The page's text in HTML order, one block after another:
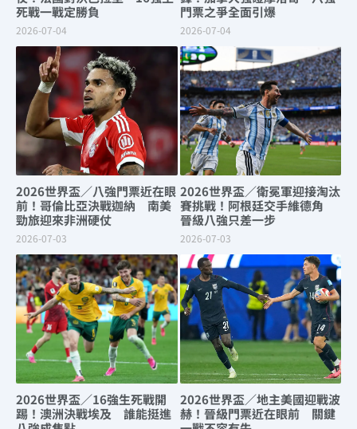
死戰一戰定勝負
2026-07-04
門票之爭全面引爆
2026-07-04
2026世界盃／八強門票近在眼
前！哥倫比亞決戰迦納 南美
勁旅迎來非洲硬仗
2026-07-03
2026世界盃／衛冕軍迎接淘汰
賽挑戰！阿根廷交手維德角
晉級八強只差一步
2026-07-03
2026世界盃／16強生死戰開
踢！澳洲決戰埃及 誰能挺進
2026世界盃／地主美國迎戰波
赫！晉級門票近在眼前 關鍵